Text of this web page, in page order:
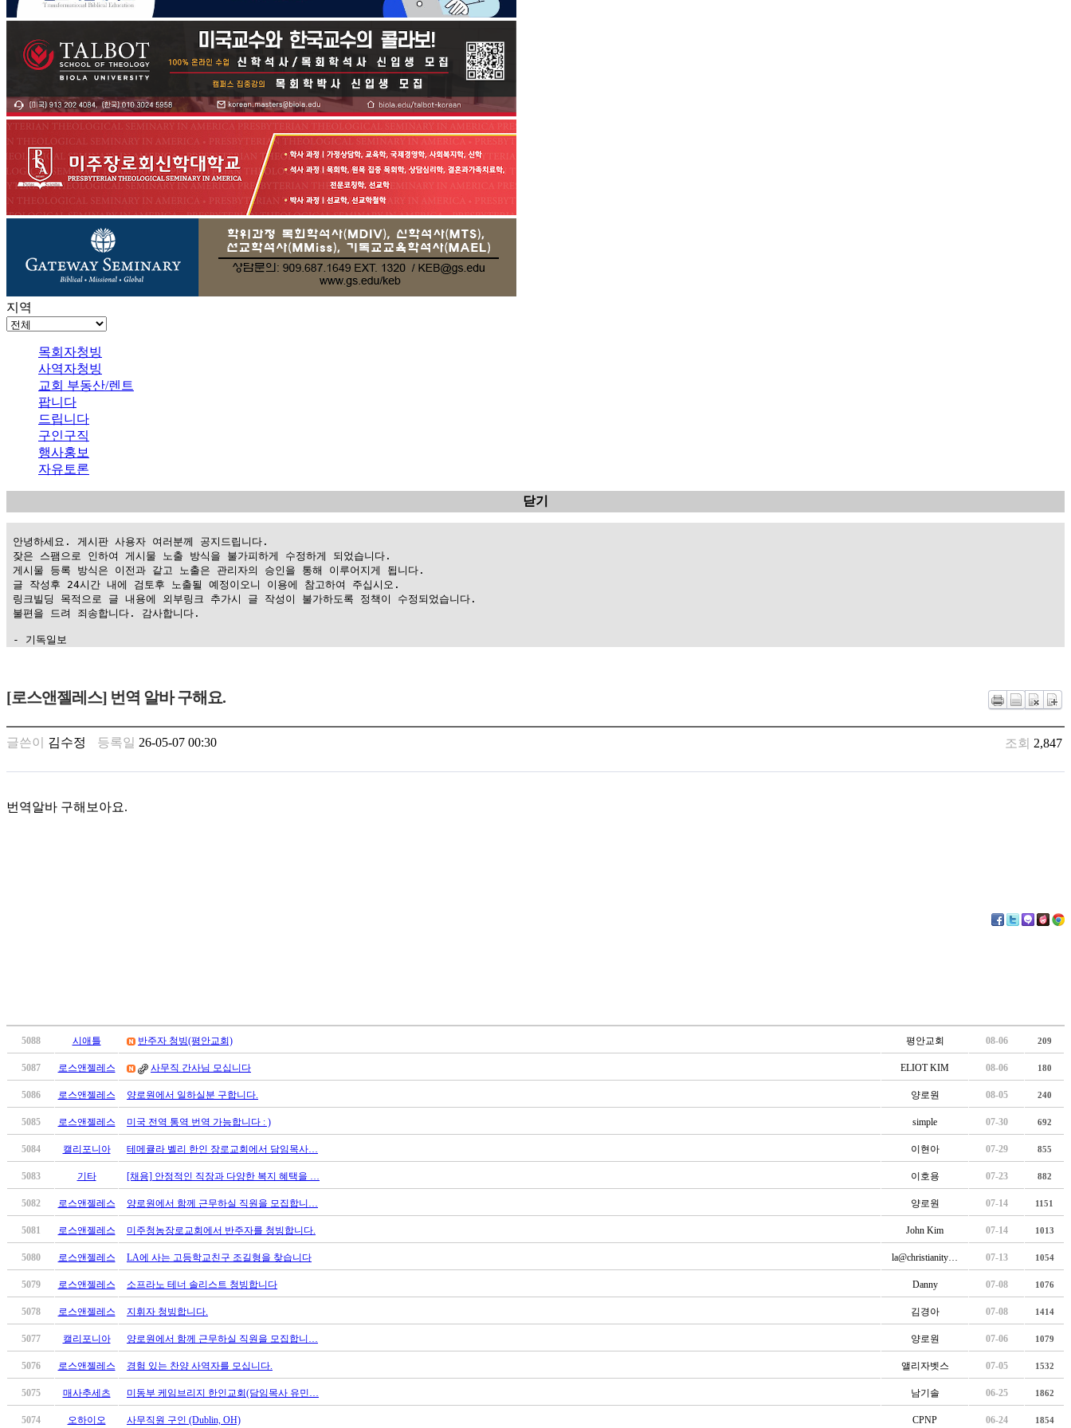
지역
목회자청빙
사역자청빙
교회 부동산/렌트
팝니다
드립니다
구인구직
행사홍보
자유토론
닫기
안녕하세요. 게시판 사용자 여러분께 공지드립니다.
잦은 스팸으로 인하여 게시물 노출 방식을 불가피하게 수정하게 되었습니다.
게시물 등록 방식은 이전과 같고 노출은 관리자의 승인을 통해 이루어지게 됩니다.
글 작성후 24시간 내에 검토후 노출될 예정이오니 이용에 참고하여 주십시오.
링크빌딩 목적으로 글 내용에 외부링크 추가시 글 작성이 불가하도록 정책이 수정되었습니다.
불편을 드려 죄송합니다. 감사합니다.
- 기독일보
만
찾
기
링
크
러
국
주
야
우
즐
아
탑-
지
발
부
[로스앤젤레스] 번역 알바 구해요.
글쓴이 김수정 등록일 26-05-07 00:30 조회 2,847
번역알바 구해보아요.
5088 시애틀 반주자 청빙(평안교회) 평안교회 08-06 209
5087 로스앤젤레스 사무직 간사님 모십니다 ELIOT KIM 08-06 180
5086 로스앤젤레스 양로원에서 일하실분 구합니다. 양로원 08-05 240
5085 로스앤젤레스 미국 전역 통역 번역 가능합니다 : ) simple 07-30 692
5084 캘리포니아 테메큘라 벨리 한인 장로교회에서 담임목사… 이현아 07-29 855
5083 기타 [채용] 안정적인 직장과 다양한 복지 혜택을 … 이호용 07-23 882
5082 로스앤젤레스 양로원에서 함께 근무하실 직원을 모집합니… 양로원 07-14 1151
5081 로스앤젤레스 미주청농장로교회에서 반주자를 청빙합니다. John Kim 07-14 1013
5080 로스앤젤레스 LA에 사는 고등학교친구 조길형을 찾습니다 la@christianity… 07-13 1054
5079 로스앤젤레스 소프라노 테너 솔리스트 청빙합니다 Danny 07-08 1076
5078 로스앤젤레스 지휘자 청빙합니다. 김경아 07-08 1414
5077 캘리포니아 양로원에서 함께 근무하실 직원을 모집합니… 양로원 07-06 1079
5076 로스앤젤레스 경험 있는 찬양 사역자를 모십니다. 앨리자벳스 07-05 1532
5075 매사추세츠 미동부 케임브리지 한인교회(담임목사 유민… 남기솔 06-25 1862
5074 오하이오 사무직원 구인 (Dublin, OH) CPNP 06-24 1854